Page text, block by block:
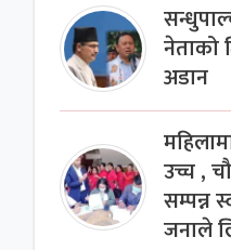
नेताको
अडान
उच्च ,
सम्पन्न
जनाले